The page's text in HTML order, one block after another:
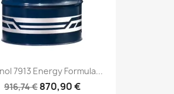
7913 Energy Formula...
916,74 € 870,90 €